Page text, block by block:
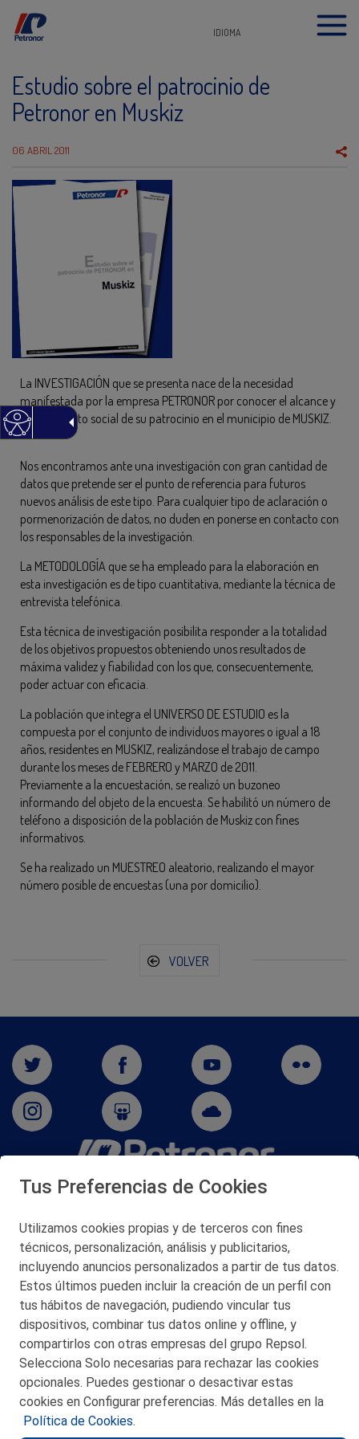
IDIOMA
Estudio sobre el patrocinio de
Petronor en Muskiz
06 ABRIL 2011
La INVESTIGACIÓN que se presenta nace de la necesidad
manifestada por la empresa PETRONOR por conocer el alcance y
conocimiento social de su patrocinio en el municipio de MUSKIZ.
Nos encontramos ante una investigación con gran cantidad de
datos que pretende ser el punto de referencia para futuros
nuevos análisis de este tipo. Para cualquier tipo de aclaración o
pormenorización de datos, no duden en ponerse en contacto con
los responsables de la investigación.
La METODOLOGÍA que se ha empleado para la elaboración en
esta investigación es de tipo cuantitativa, mediante la técnica de
entrevista telefónica.
Esta técnica de investigación posibilita responder a la totalidad
de los objetivos propuestos obteniendo unos resultados de
máxima validez y fiabilidad con los que, consecuentemente,
poder actuar con eficacia.
La población que integra el UNIVERSO DE ESTUDIO es la
compuesta por el conjunto de individuos mayores o igual a 18
años, residentes en MUSKIZ, realizándose el trabajo de campo
durante los meses de FEBRERO y MARZO de 2011.
Previamente a la encuestación, se realizó un buzoneo
informando del objeto de la encuesta. Se habilitó un número de
teléfono a disposición de la población de Muskiz con fines
informativos.
Se ha realizado un MUESTREO aleatorio, realizando el mayor
número posible de encuestas (una por domicilio).
VOLVER
San Martín 5-Edificio Muñatones,
© 2026 Petronor S.A.
CONTACTO
MAPA WEB
POLITICA DE PRIVACIDAD
Tus Preferencias de Cookies
Utilizamos cookies propias y de terceros con fines
técnicos, personalización, análisis y publicitarios,
incluyendo anuncios personalizados a partir de tus datos.
Estos últimos pueden incluir la creación de un perfil con
tus hábitos de navegación, pudiendo vincular tus
dispositivos, combinar tus datos online y offline, y
compartirlos con otras empresas del grupo Repsol.
Selecciona Solo necesarias para rechazar las cookies
opcionales. Puedes gestionar o desactivar estas
cookies en Configurar preferencias. Más detalles en la
Política de Cookies.